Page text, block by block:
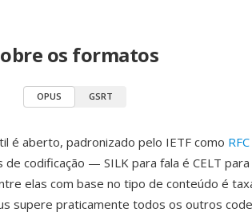
os formatos
OPUS GSRT
é aberto, padronizado pelo IETF como
de codificação — SILK para fala é CELT
elas com base no tipo de conteúdo é
supere praticamente todos os outros